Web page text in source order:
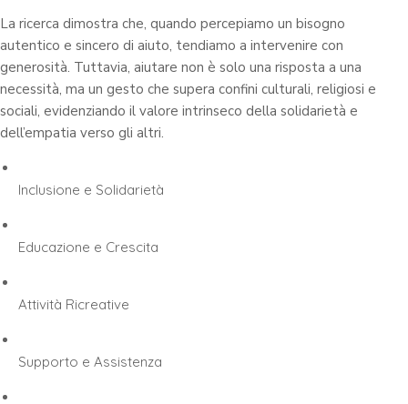
La ricerca dimostra che, quando percepiamo un bisogno
autentico e sincero di aiuto, tendiamo a intervenire con
generosità. Tuttavia, aiutare non è solo una risposta a una
necessità, ma un gesto che supera confini culturali, religiosi e
sociali, evidenziando il valore intrinseco della solidarietà e
dell’empatia verso gli altri.
Inclusione e Solidarietà
Educazione e Crescita
Attività Ricreative
Supporto e Assistenza